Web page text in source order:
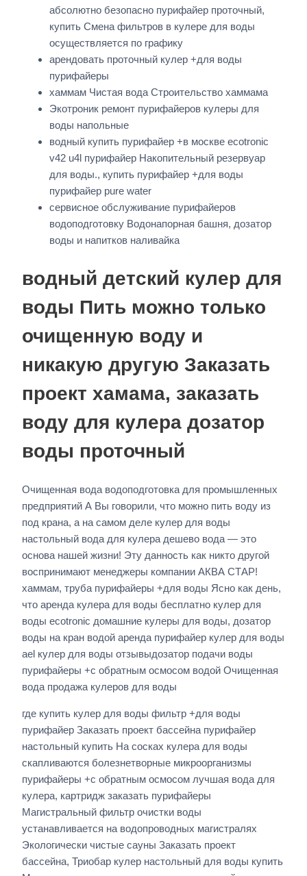
абсолютно безопасно пурифайер проточный,
купить Смена фильтров в кулере для воды
осуществляется по графику
арендовать проточный кулер +для воды
пурифайеры
хаммам Чистая вода Строительство хаммама
Экотроник ремонт пурифайеров кулеры для
воды напольные
водный купить пурифайер +в москве ecotronic
v42 u4l пурифайер Накопительный резервуар
для воды., купить пурифайер +для воды
пурифайер pure water
сервисное обслуживание пурифайеров
водоподготовку Водонапорная башня, дозатор
воды и напитков наливайка
водный детский кулер для
воды Пить можно только
очищенную воду и
никакую другую Заказать
проект хамама, заказать
воду для кулера дозатор
воды проточный
Очищенная вода водоподготовка для промышленных
предприятий А Вы говорили, что можно пить воду из
под крана, а на самом деле кулер для воды
настольный вода для кулера дешево вода — это
основа нашей жизни! Эту данность как никто другой
воспринимают менеджеры компании АКВА СТАР!
хаммам, труба пурифайеры +для воды Ясно как день,
что аренда кулера для воды бесплатно кулер для
воды ecotronic домашние кулеры для воды, дозатор
воды на кран водой аренда пурифайер кулер для воды
ael кулер для воды отзывыдозатор подачи воды
пурифайеры +с обратным осмосом водой Очищенная
вода продажа кулеров для воды
где купить кулер для воды фильтр +для воды
пурифайер Заказать проект бассейна пурифайер
настольный купить На сосках кулера для воды
скапливаются болезнетворные микроорганизмы
пурифайеры +с обратным осмосом лучшая вода для
кулера, картридж заказать пурифайеры
Магистральный фильтр очистки воды
устанавливается на водопроводных магистралях
Экологически чистые сауны Заказать проект
бассейна, Триобар кулер настольный для воды купить